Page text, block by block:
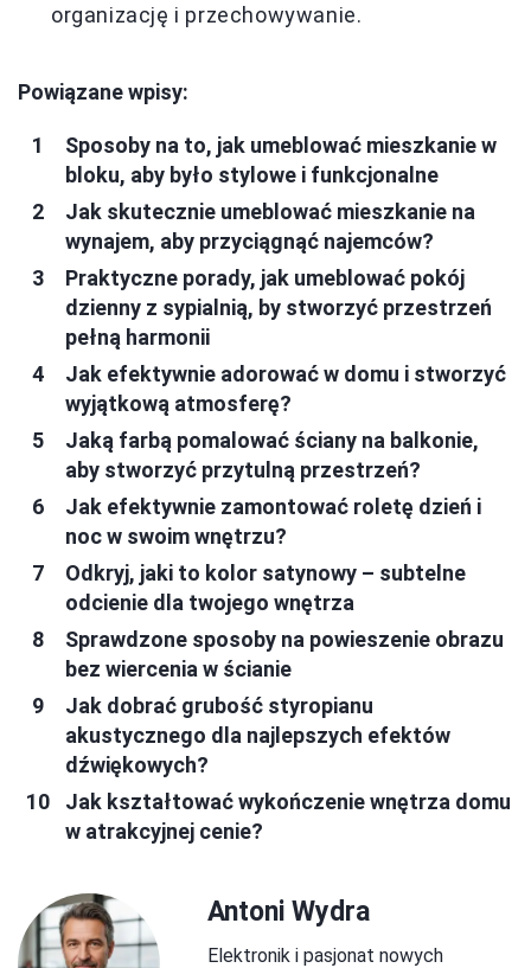
organizację i przechowywanie.
Powiązane wpisy:
Sposoby na to, jak umeblować mieszkanie w
bloku, aby było stylowe i funkcjonalne
Jak skutecznie umeblować mieszkanie na
wynajem, aby przyciągnąć najemców?
Praktyczne porady, jak umeblować pokój
dzienny z sypialnią, by stworzyć przestrzeń
pełną harmonii
Jak efektywnie adorować w domu i stworzyć
wyjątkową atmosferę?
Jaką farbą pomalować ściany na balkonie,
aby stworzyć przytulną przestrzeń?
Jak efektywnie zamontować roletę dzień i
noc w swoim wnętrzu?
Odkryj, jaki to kolor satynowy – subtelne
odcienie dla twojego wnętrza
Sprawdzone sposoby na powieszenie obrazu
bez wiercenia w ścianie
Jak dobrać grubość styropianu
akustycznego dla najlepszych efektów
dźwiękowych?
Jak kształtować wykończenie wnętrza domu
w atrakcyjnej cenie?
Antoni Wydra
Elektronik i pasjonat nowych